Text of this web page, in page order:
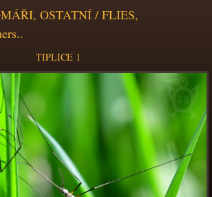
OSTATNÍ / FLIES,
TIPLICE 1